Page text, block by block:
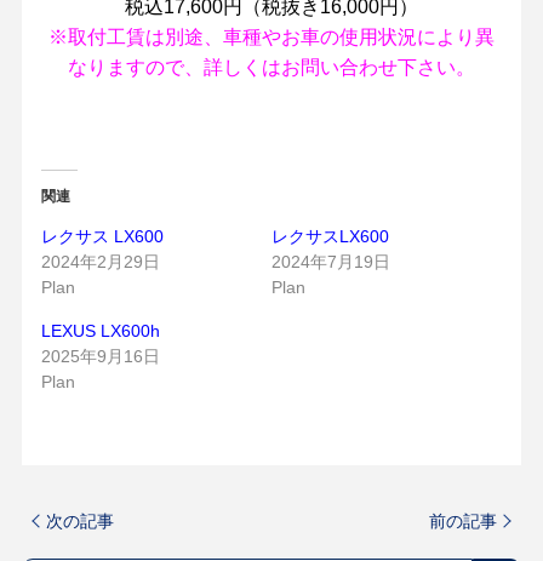
税込17,600円（税抜き16,000円）
※取付工賃は別途、車種やお車の使用状況により異
なりますので、詳しくはお問い合わせ下さい。
関連
レクサス LX600
2024年2月29日
Plan
レクサスLX600
2024年7月19日
Plan
LEXUS LX600h
2025年9月16日
Plan
次の記事 前の記事